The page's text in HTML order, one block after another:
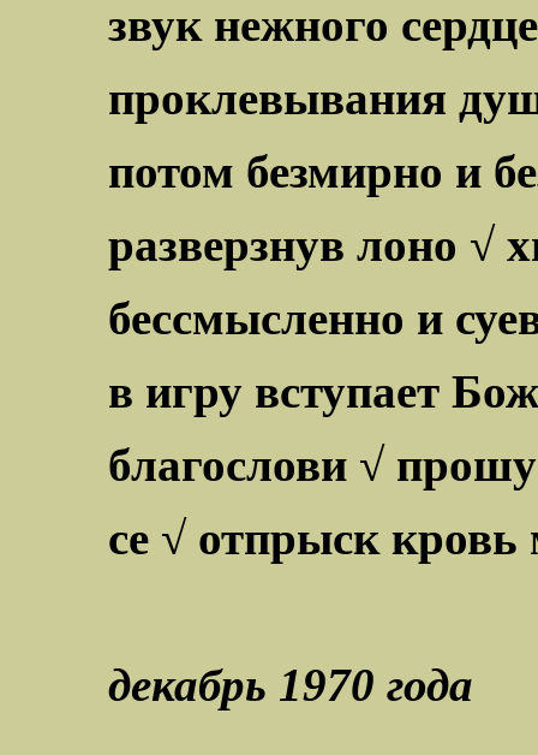
звук нежного
проклевывания
потом безмирно и
разверзнув лоно √
бессмысленно и
в игру вступает
благослови √
се √ отпрыск кровь
декабрь 1970 года